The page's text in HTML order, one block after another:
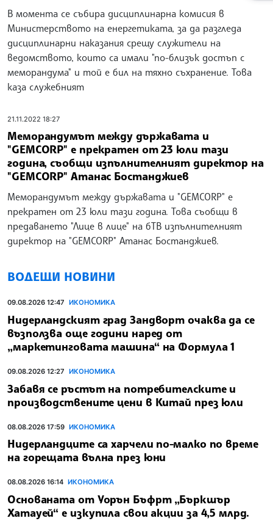
В момента се събира дисциплинарна комисия в
Министерството на енергетиката, за да разгледа
дисциплинарни наказания срещу служители на
ведомството, които са имали "по-близък достъп с
меморандума" и той е бил на тяхно съхранение. Това
каза служебният
21.11.2022 18:27
Меморандумът между държавата и
"GEMCORP" е прекратен от 23 юли тази
година, съобщи изпълнителният директор на
"GEMCORP" Атанас Бостанджиев
Меморандумът между държавата и "GEMCORP" е
прекратен от 23 юли тази година. Това съобщи в
предаването "Лице в лице" на бТВ изпълнителният
директор на "GEMCORP" Атанас Бостанджиев.
ВОДЕЩИ НОВИНИ
09.08.2026 12:47 ИКОНОМИКА
Нидерландският град Зандворт очаква да се
възползва още години наред от
„маркетинговата машина“ на Формула 1
09.08.2026 12:27 ИКОНОМИКА
Забавя се ръстът на потребителските и
производствените цени в Китай през юли
08.08.2026 17:59 ИКОНОМИКА
Нидерландците са харчели по-малко по време
на горещата вълна през юни
08.08.2026 16:14 ИКОНОМИКА
Основаната от Уорън Бъфрт „Бъркшър
Хатауей“ е изкупила свои акции за 4,5 млрд.